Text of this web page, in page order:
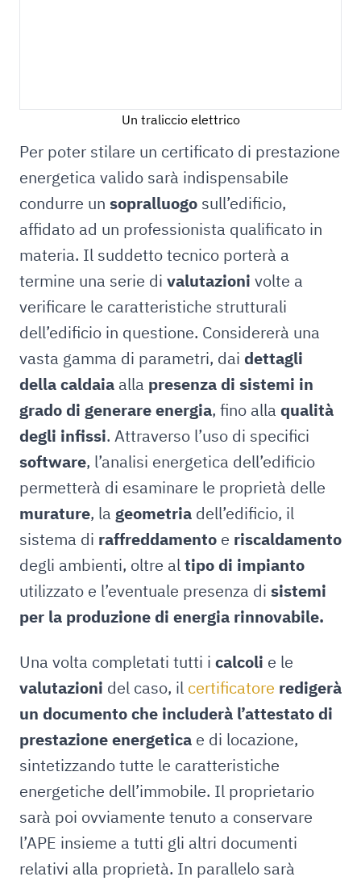
Un traliccio elettrico
Per poter stilare un certificato di prestazione
energetica valido sarà indispensabile
condurre un sopralluogo sull’edificio,
affidato ad un professionista qualificato in
materia. Il suddetto tecnico porterà a
termine una serie di valutazioni volte a
verificare le caratteristiche strutturali
dell’edificio in questione. Considererà una
vasta gamma di parametri, dai dettagli
della caldaia alla presenza di sistemi in
grado di generare energia, fino alla qualità
degli infissi. Attraverso l’uso di specifici
software, l’analisi energetica dell’edificio
permetterà di esaminare le proprietà delle
murature, la geometria dell’edificio, il
sistema di raffreddamento e riscaldamento
degli ambienti, oltre altipo di impianto
utilizzato e l’eventuale presenza di sistemi
per la produzione di energia rinnovabile.
Una volta completati tutti i calcoli e le
valutazioni del caso, il certificatore redigerà
un documento che includerà l’attestato di
prestazione energetica e di locazione,
sintetizzando tutte le caratteristiche
energetiche dell’immobile. Il proprietario
sarà poi ovviamente tenuto a conservare
l’APE insieme a tutti gli altri documenti
relativi alla proprietà. In parallelo sarà